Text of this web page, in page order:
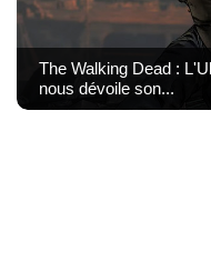
The Walking Dead :
nous dévoile son...